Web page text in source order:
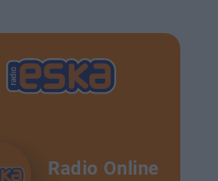
Radio Online